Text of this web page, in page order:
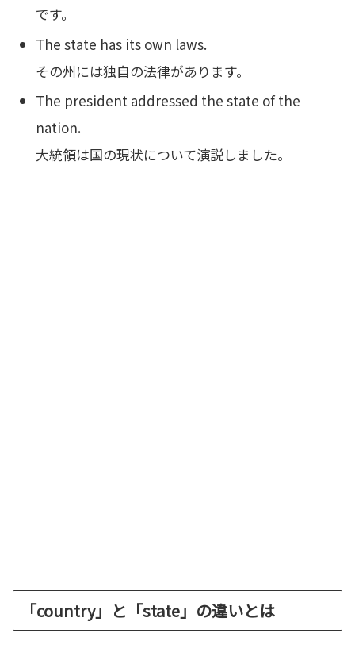
です。
The state has its own laws.
その州には独自の法律があります。
The president addressed the state of the
nation.
大統領は国の現状について演説しました。
「country」と「state」の違いとは